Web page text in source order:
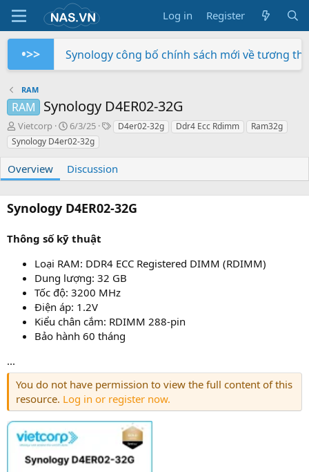
Log in Register
•>>
Synology công bố chính sách mới về tương
RAM
RAM Synology D4ER02-32G
A
u
t
o
Vietcorp
C
r
e
t
n
a
e
6/3/25
T D4er02-32g Ddr4 Ecc Rdimm
Ram32g
Synology D4er02-32g
Overview Discussion
Synology D4ER02-32G
Thông số kỹ thuật
Loại RAM: DDR4 ECC Registered DIMM (RDIMM)
Dung lượng: 32 GB
Tốc độ: 3200 MHz
Điện áp: 1.2V
Kiểu chân cắm: RDIMM 288-pin
Bảo hành 60 tháng
...
You do not have permission to view the full content of this
resource. Log in or register now.